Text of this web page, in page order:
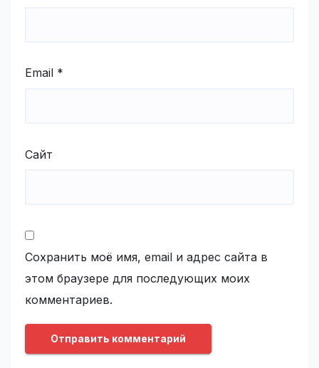
Email *
Сайт
Сохранить моё имя, email и адрес сайта в
этом браузере для последующих моих
комментариев.